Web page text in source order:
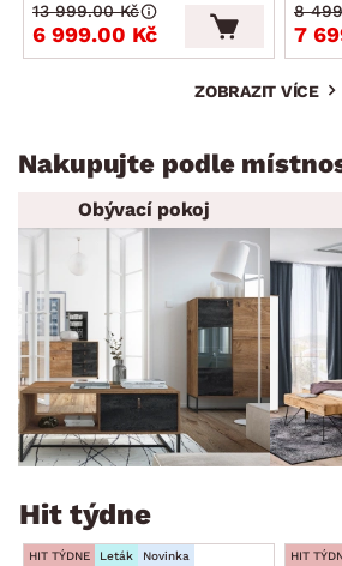
6 999.00 Kč
13 999.00 Kč
7
8
ZOBRAZIT VÍCE
Nakupujte podle
Obývací pokoj
Hit týdne
HIT TÝDNE Leták Novinka HIT